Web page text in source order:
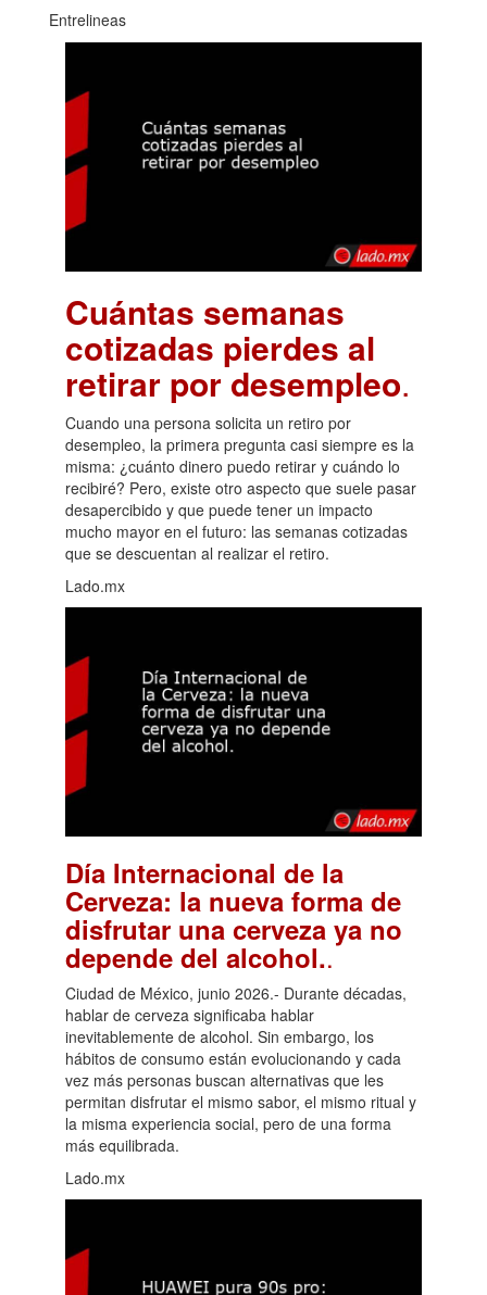
Entrelineas
Cuántas semanas
cotizadas pierdes al
retirar por desempleo.
Cuando una persona solicita un retiro por
desempleo, la primera pregunta casi siempre es la
misma: ¿cuánto dinero puedo retirar y cuándo lo
recibiré? Pero, existe otro aspecto que suele pasar
desapercibido y que puede tener un impacto
mucho mayor en el futuro: las semanas cotizadas
que se descuentan al realizar el retiro.
Lado.mx
Día Internacional de la
Cerveza: la nueva forma de
disfrutar una cerveza ya no
depende del alcohol..
Ciudad de México, junio 2026.- Durante décadas,
hablar de cerveza significaba hablar
inevitablemente de alcohol. Sin embargo, los
hábitos de consumo están evolucionando y cada
vez más personas buscan alternativas que les
permitan disfrutar el mismo sabor, el mismo ritual y
la misma experiencia social, pero de una forma
más equilibrada.
Lado.mx